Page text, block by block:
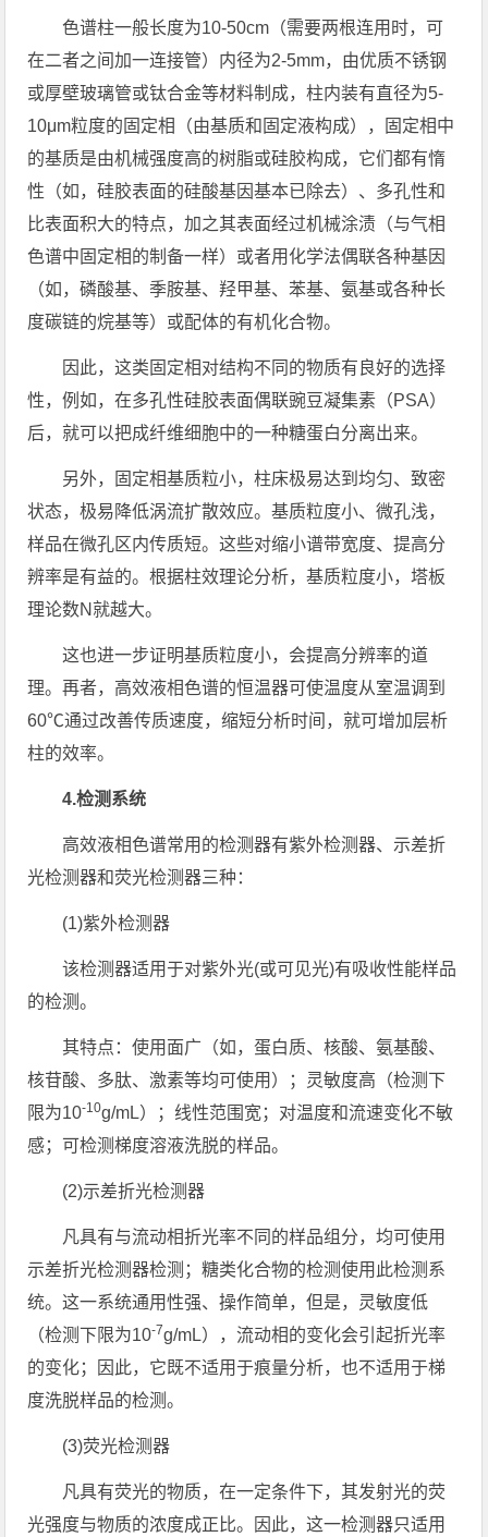
色谱柱一般长度为10-50cm（需要两根连用时，可
在二者之间加一连接管）内径为2-5mm，由优质不锈钢
或厚壁玻璃管或钛合金等材料制成，柱内装有直径为5-
10μm粒度的固定相（由基质和固定液构成），固定相中
的基质是由机械强度高的树脂或硅胶构成，它们都有惰
性（如，硅胶表面的硅酸基因基本已除去）、多孔性和
比表面积大的特点，加之其表面经过机械涂渍（与气相
色谱中固定相的制备一样）或者用化学法偶联各种基因
（如，磷酸基、季胺基、羟甲基、苯基、氨基或各种长
度碳链的烷基等）或配体的有机化合物。
因此，这类固定相对结构不同的物质有良好的选择
性，例如，在多孔性硅胶表面偶联豌豆凝集素（PSA）
后，就可以把成纤维细胞中的一种糖蛋白分离出来。
另外，固定相基质粒小，柱床极易达到均匀、致密
状态，极易降低涡流扩散效应。基质粒度小、微孔浅，
样品在微孔区内传质短。这些对缩小谱带宽度、提高分
辨率是有益的。根据柱效理论分析，基质粒度小，塔板
理论数N就越大。
这也进一步证明基质粒度小，会提高分辨率的道
理。再者，高效液相色谱的恒温器可使温度从室温调到
60℃通过改善传质速度，缩短分析时间，就可增加层析
柱的效率。
4.检测系统
高效液相色谱常用的检测器有紫外检测器、示差折
光检测器和荧光检测器三种：
(1)紫外检测器
该检测器适用于对紫外光(或可见光)有吸收性能样品
的检测。
其特点：使用面广（如，蛋白质、核酸、氨基酸、
核苷酸、多肽、激素等均可使用）；灵敏度高（检测下
限为10-10g/mL）；线性范围宽；对温度和流速变化不敏
感；可检测梯度溶液洗脱的样品。
(2)示差折光检测器
凡具有与流动相折光率不同的样品组分，均可使用
示差折光检测器检测；糖类化合物的检测使用此检测系
统。这一系统通用性强、操作简单，但是，灵敏度低
（检测下限为10-7g/mL），流动相的变化会引起折光率
的变化；因此，它既不适用于痕量分析，也不适用于梯
度洗脱样品的检测。
(3)荧光检测器
凡具有荧光的物质，在一定条件下，其发射光的荧
光强度与物质的浓度成正比。因此，这一检测器只适用